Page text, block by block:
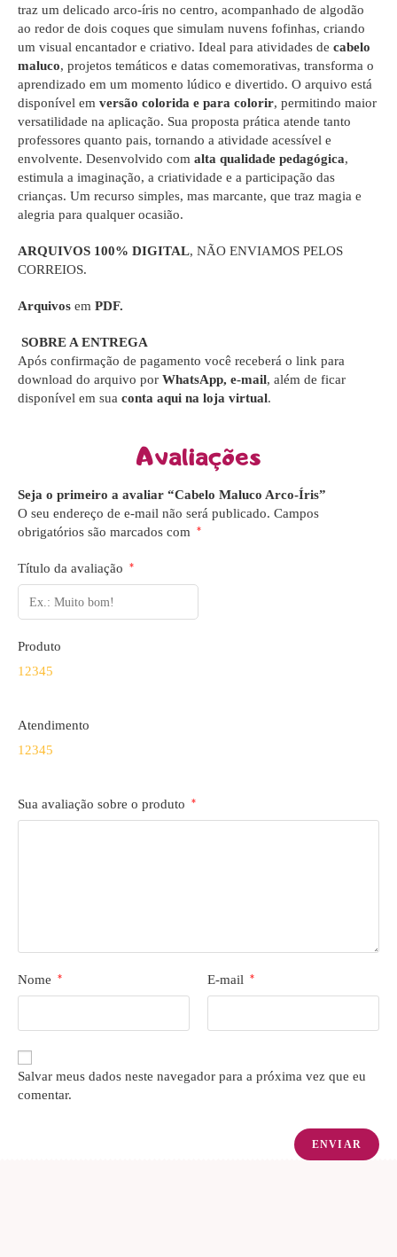
traz um delicado arco-íris no centro, acompanhado de algodão
ao redor de dois coques que simulam nuvens fofinhas, criando
um visual encantador e criativo. Ideal para atividades de cabelo
maluco, projetos temáticos e datas comemorativas, transforma o
aprendizado em um momento lúdico e divertido. O arquivo está
disponível em versão colorida e para colorir, permitindo maior
versatilidade na aplicação. Sua proposta prática atende tanto
professores quanto pais, tornando a atividade acessível e
envolvente. Desenvolvido com alta qualidade pedagógica,
estimula a imaginação, a criatividade e a participação das
crianças. Um recurso simples, mas marcante, que traz magia e
alegria para qualquer ocasião.
ARQUIVOS 100% DIGITAL, NÃO ENVIAMOS PELOS
CORREIOS.
Arquivos em PDF.
SOBRE A ENTREGA
Após confirmação de pagamento você receberá o link para
download do arquivo por WhatsApp, e-mail, além de ficar
disponível em sua conta aqui na loja virtual.
Avaliações
Seja o primeiro a avaliar “Cabelo Maluco Arco-Íris”
O seu endereço de e-mail não será publicado. Campos
obrigatórios são marcados com
*
Título da avaliação *
Produto
12345
Atendimento
12345
Sua avaliação sobre o produto *
Nome * E-mail *
Salvar meus dados neste navegador para a próxima vez que eu
comentar.